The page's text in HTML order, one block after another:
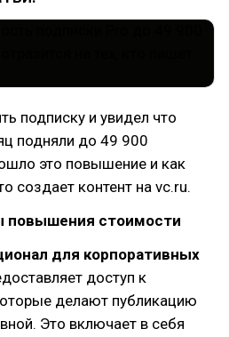
подписку и увидел что
подняли до 49 900
это повышение и как
создает контент на vc.ru.
стоимости
для корпоративных
доступ к
делают публикацию
Это включает в себя